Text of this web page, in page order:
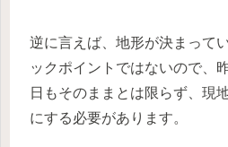
逆に言えば、地形が決まって
ックポイントではないので、
日もそのままとは限らず、現
にする必要があります。